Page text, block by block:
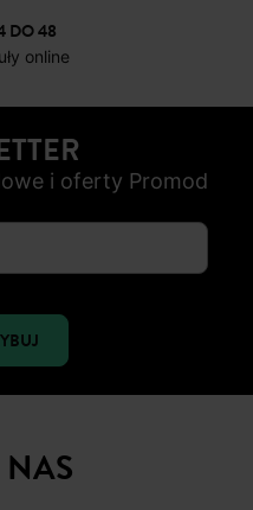
DO 48
online
i oferty Promod
NAS